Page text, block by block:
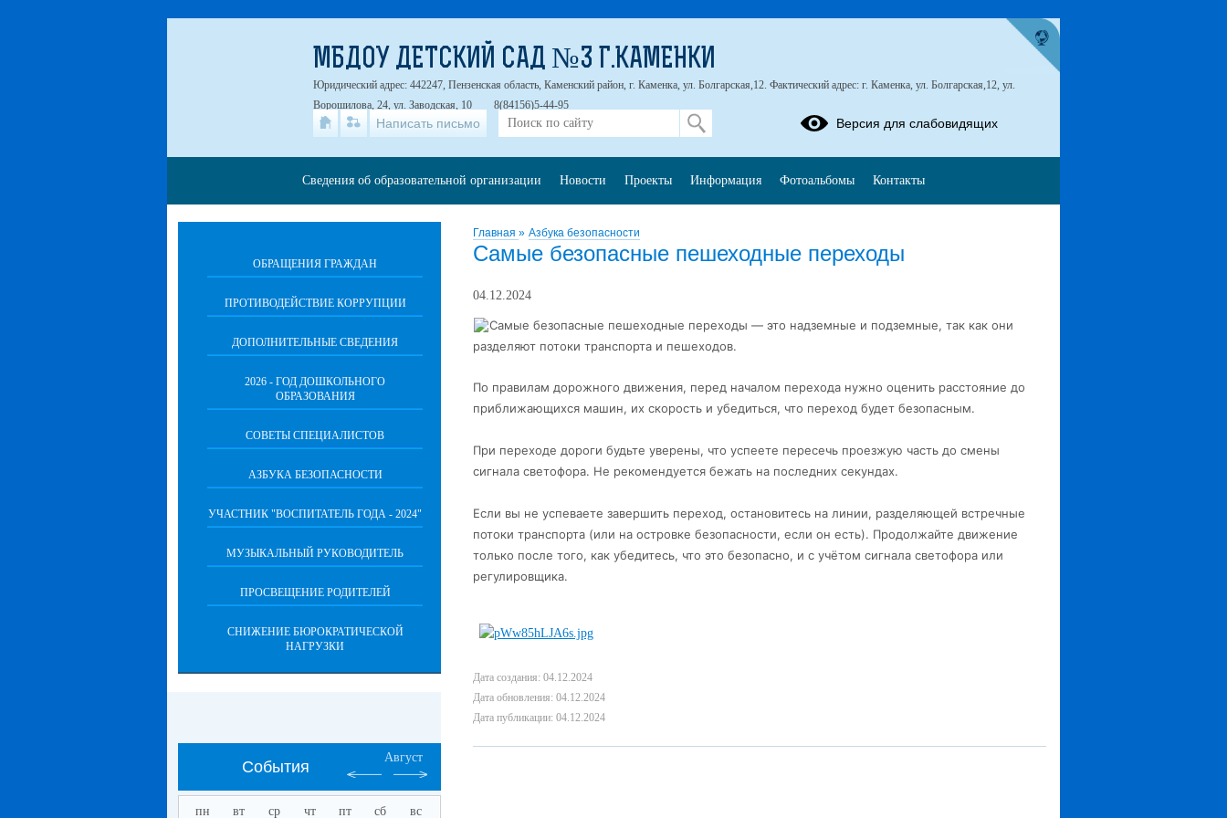
Главная » Азбука безопасности
Самые безопасные пешеходные переходы
04.12.2024
Самые безопасные пешеходные переходы — это надземные и подземные, так как они
разделяют потоки транспорта и пешеходов.
По правилам дорожного движения, перед началом перехода нужно оценить расстояние до
приближающихся машин, их скорость и убедиться, что переход будет безопасным.
При переходе дороги будьте уверены, что успеете пересечь проезжую часть до смены
сигнала светофора. Не рекомендуется бежать на последних секундах.
Если вы не успеваете завершить переход, остановитесь на линии, разделяющей встречные
потоки транспорта (или на островке безопасности, если он есть). Продолжайте движение
только после того, как убедитесь, что это безопасно, и с учётом сигнала светофора или
регулировщика.
Дата создания: 04.12.2024
Дата обновления: 04.12.2024
Дата публикации: 04.12.2024
ОБРАЩЕНИЯ ГРАЖДАН
ПРОТИВОДЕЙСТВИЕ КОРРУПЦИИ
ДОПОЛНИТЕЛЬНЫЕ СВЕДЕНИЯ
2026 - ГОД ДОШКОЛЬНОГО
ОБРАЗОВАНИЯ
СОВЕТЫ СПЕЦИАЛИСТОВ
АЗБУКА БЕЗОПАСНОСТИ
УЧАСТНИК "ВОСПИТАТЕЛЬ ГОДА - 2024"
МУЗЫКАЛЬНЫЙ РУКОВОДИТЕЛЬ
ПРОСВЕЩЕНИЕ РОДИТЕЛЕЙ
СНИЖЕНИЕ БЮРОКРАТИЧЕСКОЙ
НАГРУЗКИ
События
Август
пн вт ср чт пт сб вс
МБДОУ ДЕТСКИЙ САД №3 Г.КАМЕНКИ
Юридический адрес: 442247, Пензенская область, Каменский район, г. Каменка, ул. Болгарская,12. Фактический адрес: г. Каменка, ул. Болгарская,12, ул.
Ворошилова, 24, ул. Заводская, 10
8(84156)5-44-95
Написать письмо Версия для слабовидящих
Сведения об образовательной организации Новости Проекты Информация Фотоальбомы Контакты